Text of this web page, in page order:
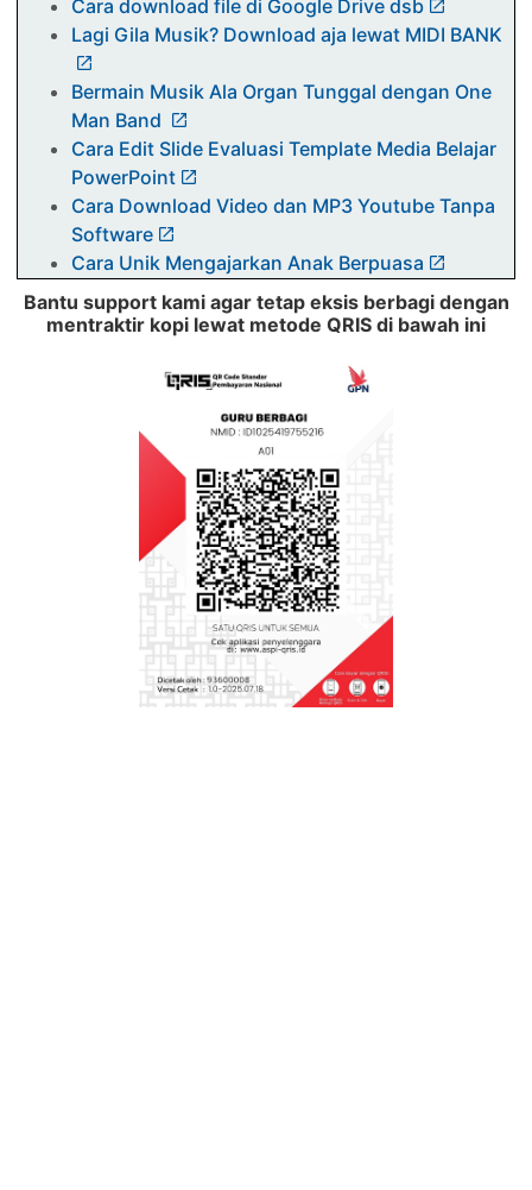
Cara download file di Google Drive dsb
Lagi Gila Musik? Download aja lewat MIDI BANK
Bermain Musik Ala Organ Tunggal dengan One
Man Band
Cara Edit Slide Evaluasi Template Media Belajar
PowerPoint
Cara Download Video dan MP3 Youtube Tanpa
Software
Cara Unik Mengajarkan Anak Berpuasa
Cara Instal BBM APK di PC
[Excel] Membuat Tombol Hyperlink Antar Sheet
Yuk ikut Olimpiade Nasional Inovasi
Maintenance Padamu Negeri
Iklan di wordpress dan Cara Menghilangkannya
Cara Membuat tampilan 3 Dimensi Sebuah Web
Browser
Deep Learning akan Menggantikan Kurikulum
Merdeka?
Macam-macam Kegiatan yang Bisa Dilakukan
Bantu support kami agar tetap eksis berbagi dengan
mentraktir kopi lewat metode QRIS di bawah ini